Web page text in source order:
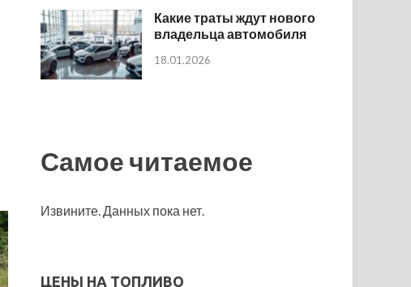
Какие траты ждут нового
владельца автомобиля
18.01.2026
Самое читаемое
Извините. Данных пока нет.
ЦЕНЫ НА ТОПЛИВО